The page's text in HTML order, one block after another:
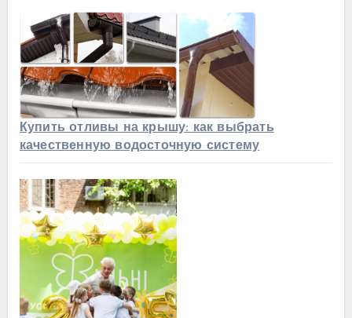
Купить отливы на крышу: как выбрать
качественную водосточную систему